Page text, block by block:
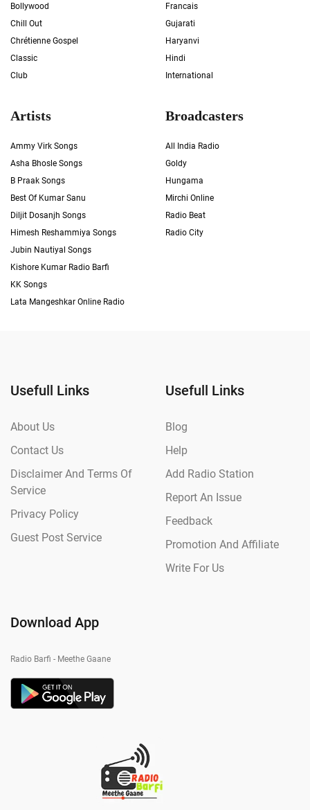
Bollywood
Chill Out
Chrétienne Gospel
Classic
Club
Francais
Gujarati
Haryanvi
Hindi
International
Artists
Ammy Virk Songs
Asha Bhosle Songs
B Praak Songs
Best Of Kumar Sanu
Diljit Dosanjh Songs
Himesh Reshammiya Songs
Jubin Nautiyal Songs
Kishore Kumar Radio Barfi
KK Songs
Lata Mangeshkar Online Radio
Broadcasters
All India Radio
Goldy
Hungama
Mirchi Online
Radio Beat
Radio City
Usefull Links
About Us
Contact Us
Disclaimer And Terms Of
Service
Privacy Policy
Guest Post Service
Usefull Links
Blog
Help
Add Radio Station
Report An Issue
Feedback
Promotion And Affiliate
Write For Us
Download App
Radio Barfi - Meethe Gaane